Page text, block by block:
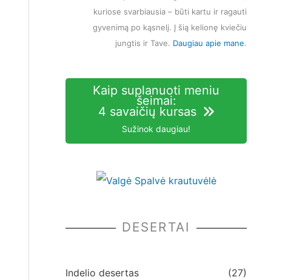
kuriose svarbiausia – būti kartu ir ragauti
gyvenimą po kąsnelį. Į šią kelionę kviečiu
jungtis ir Tave. Daugiau apie mane.
Kaip suplanuoti meniu
šeimai:
4 savaičių kursas
Sužinok daugiau!
DESERTAI
Indelio desertas (27)